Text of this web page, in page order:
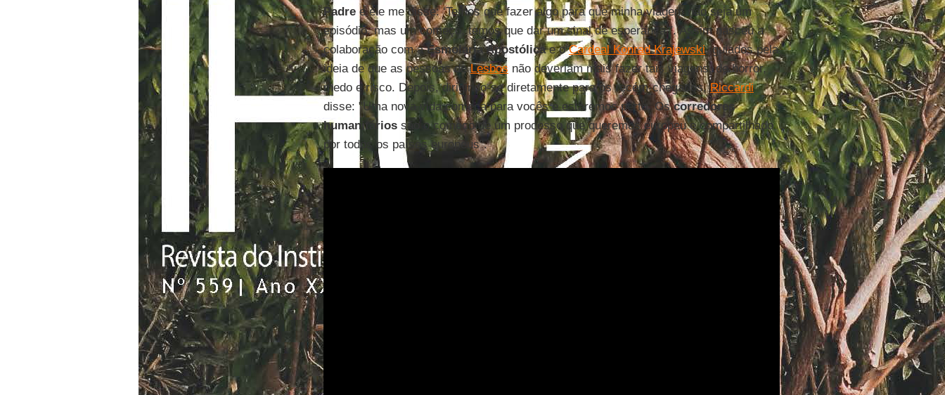
Padree ele me disse: ‘Temos que fazer algo para que minha viagem não seja um
episódio, mas um começo, temos que dar um sinal de esperança’". Assim nasceu a
colaboração com aEsmolaria Apostólicae oCardeal Konrad Krajewski, guiados pela
ideia de que as pessoas deLesbos não deveriam mais fazer tais viagens, de horror,
medo e risco. Depois, dirigindo-se diretamente para os recém-chegados,Riccardi
disse: "Uma nova vida começa para vocês e estaremos perto. Oscorredores
humanitáriossão o começo de um processo que queremos europeu e compartilhado
por todos os países europeus".